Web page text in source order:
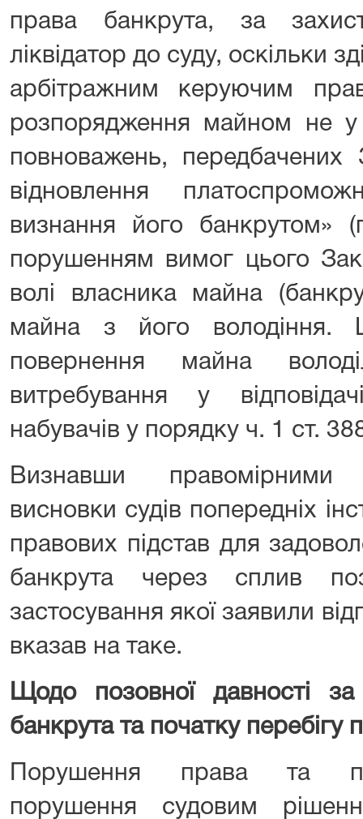
права банкрута, за
ліквідатор до суду, оскільки
арбітражним керуючим
розпорядження майном не
повноважень,
відновлення
визнання його банкрутом»
порушенням вимог цього
волі власника майна
майна з його володіння.
повернення майна
витребування у
набувачів у порядку ч. 1 ст.
Визнавши правомірними
висновки судів попередніх
правових підстав для
банкрута через сплив
застосування якої заявили
вказав на таке.
Щодо позовної давності за
банкрута та початку перебігу
Порушення права та
порушення судовим